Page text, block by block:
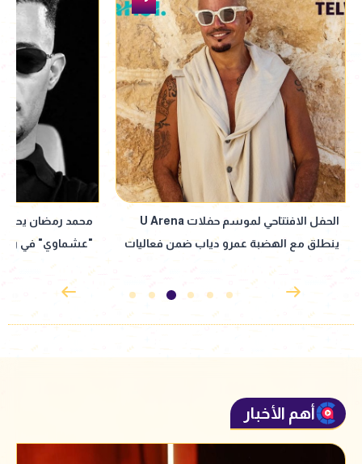
محمد رمضان يحمّس جمهوره لمسلسل
"عشماوي" في رمضان 2027
بعد نجاحها في
تعود بدور الفتاة
أهم الأخبار